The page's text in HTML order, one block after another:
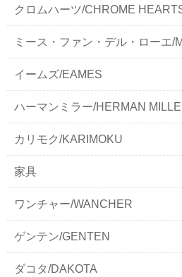
クロムハーツ/CHROME
ミース・ファン・デル・ローエ/
イームズ/EAMES
ハーマンミラー/HERMAN
カリモク/KARIMOKU
家具
ワンチャー/WANCHER
ゲンテン/GENTEN
ダコタ/DAKOTA